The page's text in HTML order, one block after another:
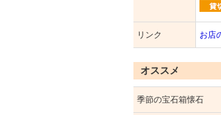
リンク お店
オススメ
季節の宝石箱懐石